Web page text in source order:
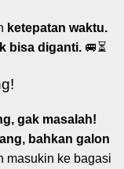
ketepatan waktu.
bisa diganti. 🚐⏳
gak masalah!
bahkan galon
masukin ke bagasi